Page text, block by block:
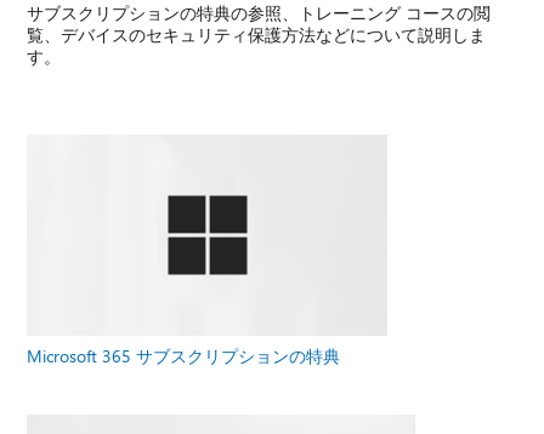
サブスクリプションの特典の参照、トレーニング コースの閲
覧、デバイスのセキュリティ保護方法などについて説明しま
す。
Microsoft 365 サブスクリプションの特典